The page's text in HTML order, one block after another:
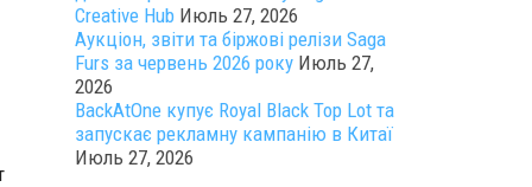
Creative Hub Июль 27, 2026
Аукціон, звіти та біржові релізи Saga
Furs за червень 2026 року Июль 27,
2026
BackAtOne купує Royal Black Top Lot та
запускає рекламну кампанію в Китаї
Июль 27, 2026